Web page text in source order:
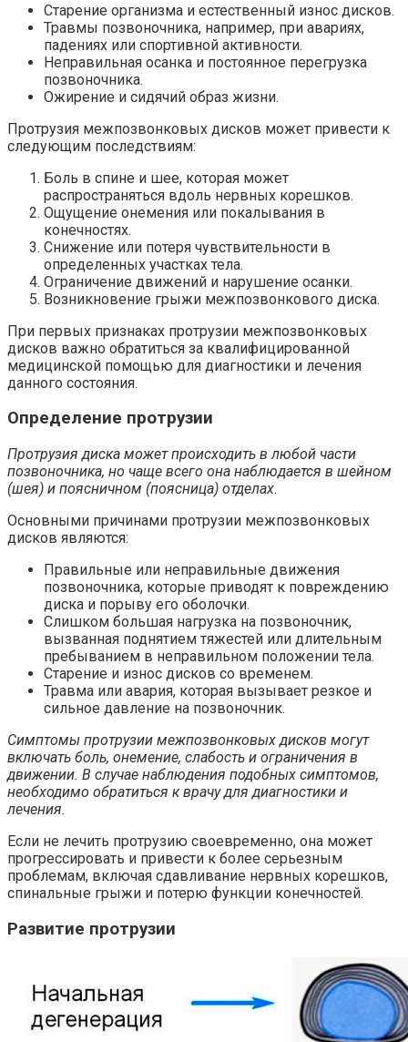
Старение организма и естественный износ дисков.
Травмы позвоночника, например, при авариях,
падениях или спортивной активности.
Неправильная осанка и постоянное перегрузка
позвоночника.
Ожирение и сидячий образ жизни.
Протрузия межпозвонковых дисков может привести к
следующим последствиям:
Боль в спине и шее, которая может
распространяться вдоль нервных корешков.
Ощущение онемения или покалывания в
конечностях.
Снижение или потеря чувствительности в
определенных участках тела.
Ограничение движений и нарушение осанки.
Возникновение грыжи межпозвонкового диска.
При первых признаках протрузии межпозвонковых
дисков важно обратиться за квалифицированной
медицинской помощью для диагностики и лечения
данного состояния.
Определение протрузии
Протрузия диска может происходить в любой части
позвоночника, но чаще всего она наблюдается в шейном
(шея) и поясничном (поясница) отделах.
Основными причинами протрузии межпозвонковых
дисков являются:
Правильные или неправильные движения
позвоночника, которые приводят к повреждению
диска и порыву его оболочки.
Слишком большая нагрузка на позвоночник,
вызванная поднятием тяжестей или длительным
пребыванием в неправильном положении тела.
Старение и износ дисков со временем.
Травма или авария, которая вызывает резкое и
сильное давление на позвоночник.
Симптомы протрузии межпозвонковых дисков могут
включать боль, онемение, слабость и ограничения в
движении. В случае наблюдения подобных симптомов,
необходимо обратиться к врачу для диагностики и
лечения.
Если не лечить протрузию своевременно, она может
прогрессировать и привести к более серьезным
проблемам, включая сдавливание нервных корешков,
спинальные грыжи и потерю функции конечностей.
Развитие протрузии